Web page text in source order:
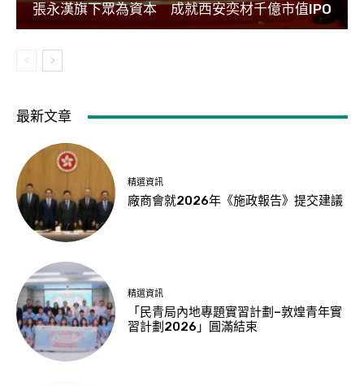
張永漢旗下眾為資本 成就西安奕材千億市值IPO
最新文章
精選資訊
廠商會就2026年《施政報告》提交建議
精選資訊
「民青局內地專題實習計劃–敦煌青年實
習計劃2026」圓滿結束